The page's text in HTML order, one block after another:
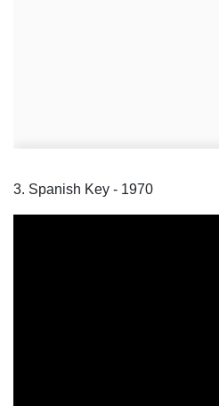
3. Spanish Key - 1970